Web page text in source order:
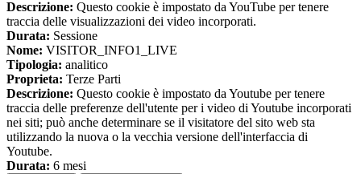
Descrizione: Questo cookie è impostato da YouTube per tenere
traccia delle visualizzazioni dei video incorporati.
Durata: Sessione
Nome: VISITOR_INFO1_LIVE
Tipologia: analitico
Proprieta: Terze Parti
Descrizione: Questo cookie è impostato da Youtube per tenere
traccia delle preferenze dell'utente per i video di Youtube incorporati
nei siti; può anche determinare se il visitatore del sito web sta
utilizzando la nuova o la vecchia versione dell'interfaccia di
Youtube.
Durata: 6 mesi